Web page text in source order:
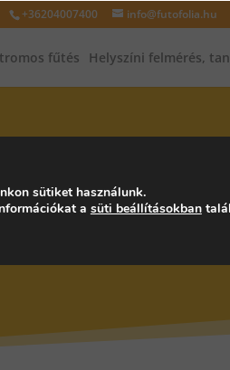
+36204007400 info@futofolia.hu
fűtés Helyszíni felmérés,
sütiket használunk.
a süti beállításokban